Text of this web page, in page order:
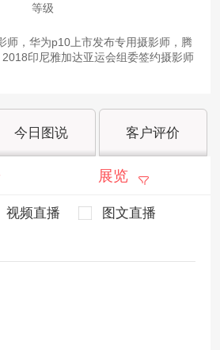
等级
师，华为p10上市发布专用摄影师，腾
印尼雅加达亚运会组委签约摄影师
今日图说 客户评价
展览
视频直播
图文直播